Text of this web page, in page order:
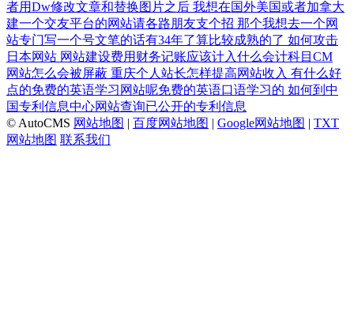
者用Dw修改文章和替换图片之后 我想在国外美国或者加拿大
建一个交友平台的网站请各路朋友支个招 那个我想去一个网
站专门写一个号文笔的话有34年了算比较成熟的了 如何攻击
日本网站 网站建设费用财务记账应该计入什么会计科目CM
网站怎么会被屏蔽 重庆个人站长怎样提高网站收入 有什么好
点的免费的英语学习网站呢免费的英语口语学习的 如何到中
国专利信息中心网站查询已公开的专利信息
© AutoCMS 网站地图 | 百度网站地图 | Google网站地图 | TXT
网站地图 联系我们